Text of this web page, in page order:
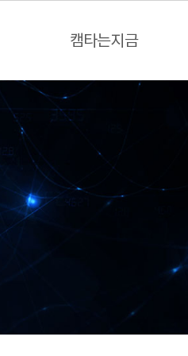
캠타는지금